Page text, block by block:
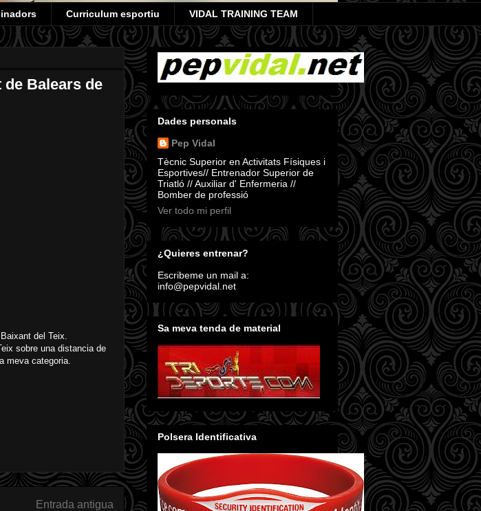
Curriculum esportiu VIDAL TRAINING TEAM
de Balears de
Baixant del Teix.
sobre una distancia de
meva categoria.
Entrada antigua
Dades personals
Pep Vidal
Tècnic Superior en Activitats Físiques i
Esportives// Entrenador Superior de
Triatló // Auxiliar d' Enfermeria //
Bomber de professió
Ver todo mi perfil
¿Quieres entrenar?
Escribeme un mail a:
info@pepvidal.net
Sa meva tenda de material
Polsera Identificativa